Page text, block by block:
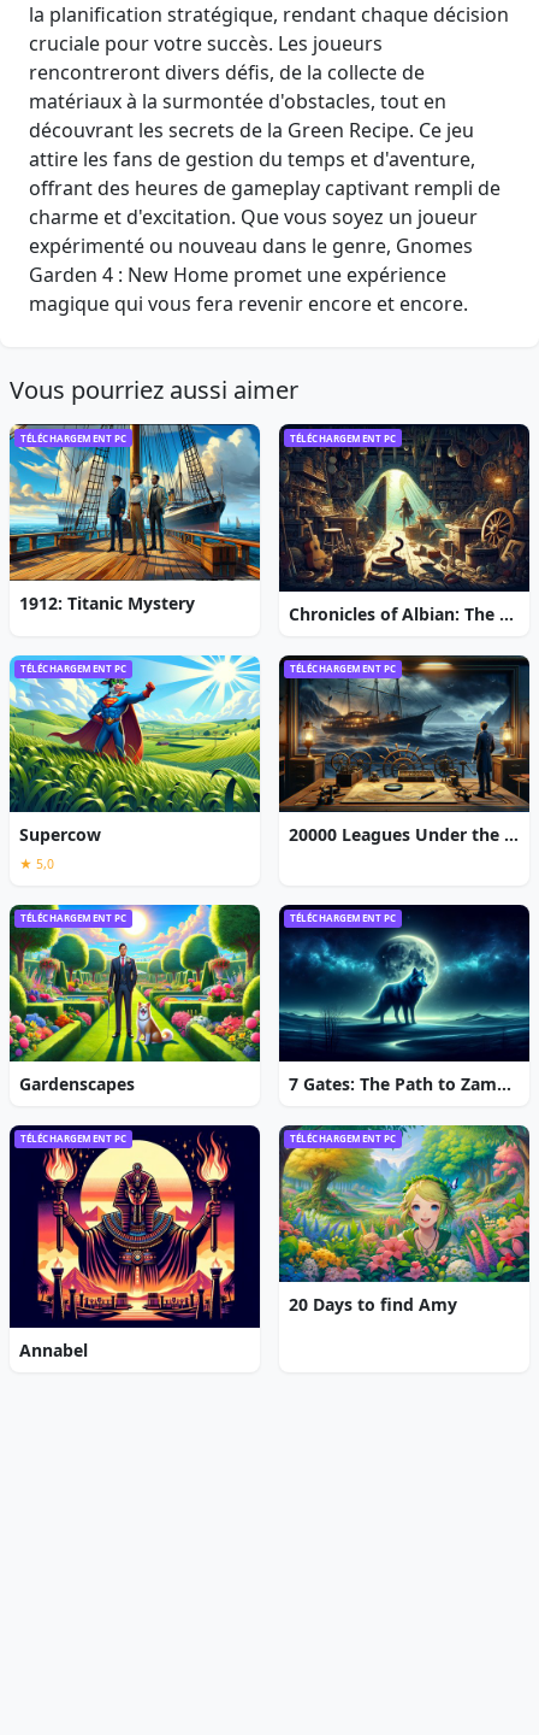
la planification stratégique, rendant chaque décision
cruciale pour votre succès. Les joueurs
rencontreront divers défis, de la collecte de
matériaux à la surmontée d'obstacles, tout en
découvrant les secrets de la Green Recipe. Ce jeu
attire les fans de gestion du temps et d'aventure,
offrant des heures de gameplay captivant rempli de
charme et d'excitation. Que vous soyez un joueur
expérimenté ou nouveau dans le genre, Gnomes
Garden 4 : New Home promet une expérience
magique qui vous fera revenir encore et encore.
Vous pourriez aussi aimer
TÉLÉCHARGEMENT PC
1912: Titanic Mystery
TÉLÉCHARGEMENT PC
Chronicles of Albian: The Magic Convention
TÉLÉCHARGEMENT PC
Supercow
★ 5,0
TÉLÉCHARGEMENT PC
20000 Leagues Under the Sea: Captain Nemo
TÉLÉCHARGEMENT PC
Gardenscapes
TÉLÉCHARGEMENT PC
7 Gates: The Path to Zamolxes
TÉLÉCHARGEMENT PC
Annabel
TÉLÉCHARGEMENT PC
20 Days to find Amy